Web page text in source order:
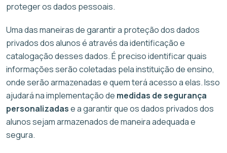
proteger os dados pessoais.
Uma das maneiras de garantir a proteção dos dados
privados dos alunos é através da identificação e
catalogação desses dados. É preciso identificar quais
informações serão coletadas pela instituição de ensino,
onde serão armazenadas e quem terá acesso a elas. Isso
ajudará na implementação de medidas de segurança
personalizadase a garantir que os dados privados dos
alunos sejam armazenados de maneira adequada e
segura.